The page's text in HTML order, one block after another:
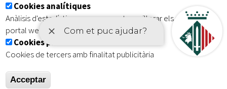
Inici | Avís legal | Protecció de dades Mapa del lloc
| Accessibilitat
Cookies analítiques
Anàlisis d'estadístiques que permeten millorar els serveis del
portal web
Cookies publicitàries
Cookies de tercers amb finalitat publicitària
Acceptar